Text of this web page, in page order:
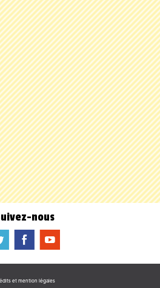
nous
b f
et mention légales